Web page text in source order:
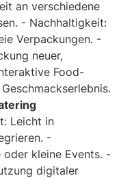
an verschiedene
- Nachhaltigkeit:
Verpackungen. -
neuer,
Food-
Leicht in
-
kleine Events. -
digitaler